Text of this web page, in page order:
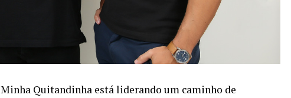
Minha Quitandinha está liderando um caminho de